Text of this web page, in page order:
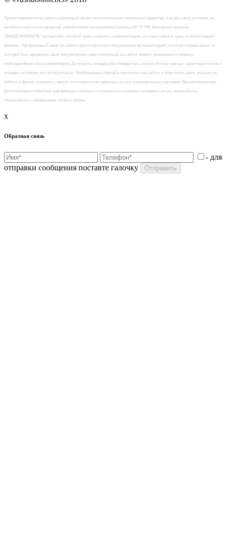
Предоставленная на сайте информация несёт исключительно справочный характер, и ни при каких условиях не
является публичной офертой, определяемой положениями Статьи 437 ГК РФ. Интернет-магазин
"ВАШДОММЕБЕЛЬ" оставляет за собой право изменять комплектацию, условия сервиса, цены в любой период
времени. Оформленный заказ на сайте самостоятельно покупателем не гарантирует наличия товара. Цена, по
которой был оформлен заказ покупателем самостоятельно на сайте, может измениться в момент
подтверждения заказа менеджером. До оплаты товара удостоверьтесь во всех для вас важных характеристиках в
товаре и условиях его эксплуатации. Изображения изделий в каталоге и на сайте, в том числе цвет, рисунок на
мебели и другие элементы, могут отличаться от реальных в силу индивидуальных настроек Вашего монитора.
Для получения подробной информации о наличии и стоимости указанных товаров и услуг, пожалуйста,
обращайтесь к менеджерам отдела продаж
x
Обратная связь
- для
отправки сообщения поставте галочку